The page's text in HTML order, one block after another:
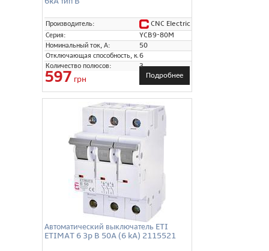
Производитель:
CNC Electric
Серия:
YCB9-80M
Номинальный ток, А:
50
Отключающая способность, кА:
6
Количество полюсов:
3
597 грн Подробнее
Автоматический выключатель ETI
ETIMAT 6 3p B 50A (6 kA) 2115521